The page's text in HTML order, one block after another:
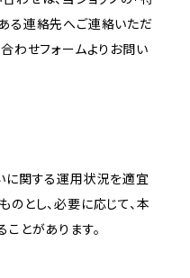
る連絡先へご連絡いただ
わせフォームよりお問い
に関する運用状況を適宜
とし、必要に応じて、本
とがあります。